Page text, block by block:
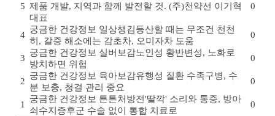
5 제품 개발, 지역과 함께 발전할 것. (주)천약선 이기혁
대표
0
4
궁금한 건강정보 일상챙김등산할 때는 무조건 천천
히, 갈증 해소에는 감초차, 오미자차 도움
0
3
궁금한 건강정보 실버보감노인성 황반변성, 노화로
방치하면 위험
0
2
궁금한 건강정보 육아보감유행성 질환 수족구병, 수
분 보충, 청결 관리 중요
0
1
궁금한 건강정보 튼튼처방전'딸깍' 소리와 통증, 방아
쇠수지증후군 수술 없이 통합 치료로
0